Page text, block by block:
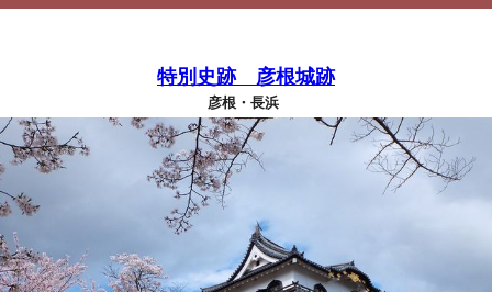
特別史跡 彦根城跡
彦根・長浜